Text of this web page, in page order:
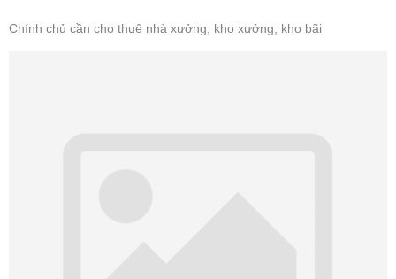
Chính chủ cần cho thuê nhà xưởng, kho xưởng, kho bãi